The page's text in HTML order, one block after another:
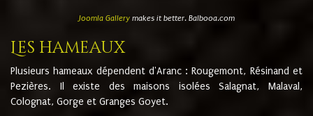
Joomla Gallerymakes it better. Balbooa.com
Les hameaux
Plusieurs hameaux dépendent d'Aranc : Rougemont, Résinand et
Pezières. Il existe des maisons isolées Salagnat, Malaval,
Colognat, Gorge et Granges Goyet.